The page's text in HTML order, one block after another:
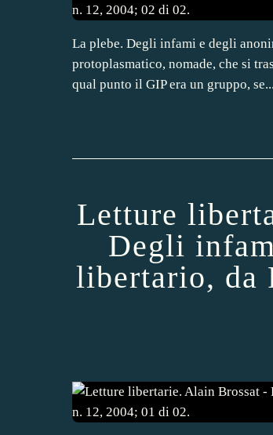
La plebe. Degli infami e degli
protoplasmatico, nomade, che si
qual punto il GIP era un gruppo, se...
Letture
Degli
libertario, da